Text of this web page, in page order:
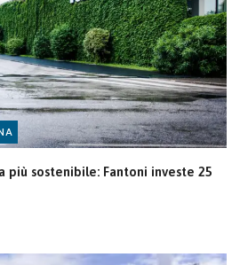
più sostenibile: Fantoni investe 25